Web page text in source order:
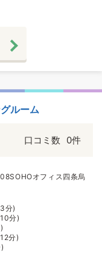
ルーム
口コミ数 0件
オフィス四条烏
分)
分)
分)